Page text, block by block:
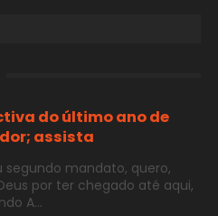
do último ano de
assista
mandato, quero,
por ter chegado até aqui,
A...